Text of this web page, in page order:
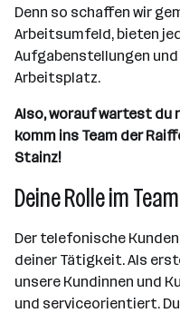
Denn so schaffen wir
Arbeitsumfeld, bieten
Aufgabenstellungen
Arbeitsplatz.
Also, worauf wartest du
komm ins Team der
Stainz!
Deine Rolle im Team
Der telefonische
deiner Tätigkeit. Als
unsere Kundinnen und
und serviceorientiert.